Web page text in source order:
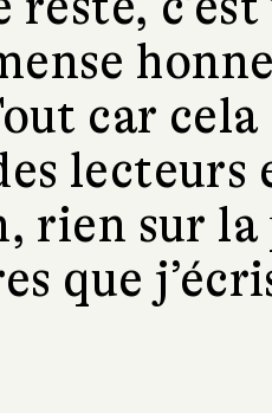
car cela
rien sur la
que